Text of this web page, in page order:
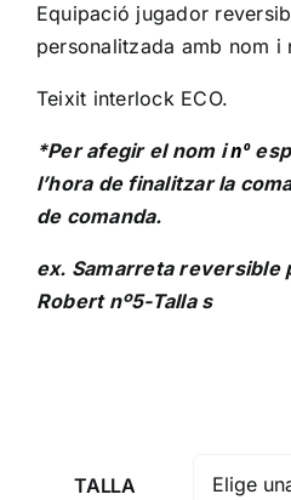
Equipació jugador
personalitzada amb nom i
Teixit interlock ECO.
*Per afegir el nom inº
l’hora de finalitzar la
de comanda.
ex. Samarreta reversible
Robert nº5-Talla s
TALLA